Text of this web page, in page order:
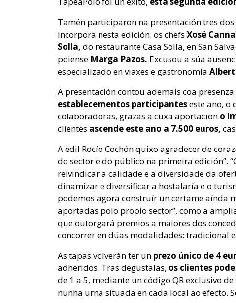
Tamén participaron na presentación tres
incorpora nesta edición: os chefs Xosé
Solla, do restaurante Casa Solla, en San
poiense Marga Pazos. Excusou a súa
especializado en viaxes e gastronomía
A presentación contou ademais coa
establecementos participanteseste ano, o
colaboradoras, grazas a cuxa aportación o
clientes ascende este ano a 7.500 euros,
A edil Rocío Cochón quixo agradecer de
do sector e do público na primeira edición”.
reivindicar a calidade e a diversidade da
dinamizar e diversificar a hostalaría e o
podemos agora construír un certame aínda
aportadas polo propio sector”, como a
que outorgará premios a maiores dos
concorrer en dúas modalidades: tradicional
As tapas volverán ter un prezo único de 4
adheridos. Tras degustalas, os clientes
de 1 a 5, mediante un código QR exclusivo
nunha urna situada en cada local ao efecto.